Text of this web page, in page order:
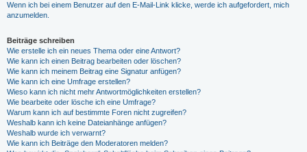
Wenn ich bei einem Benutzer auf den E-Mail-Link klicke, werde ich aufgefordert, mich
anzumelden.
Beiträge schreiben
Wie erstelle ich ein neues Thema oder eine Antwort?
Wie kann ich einen Beitrag bearbeiten oder löschen?
Wie kann ich meinem Beitrag eine Signatur anfügen?
Wie kann ich eine Umfrage erstellen?
Wieso kann ich nicht mehr Antwortmöglichkeiten erstellen?
Wie bearbeite oder lösche ich eine Umfrage?
Warum kann ich auf bestimmte Foren nicht zugreifen?
Weshalb kann ich keine Dateianhänge anfügen?
Weshalb wurde ich verwarnt?
Wie kann ich Beiträge den Moderatoren melden?